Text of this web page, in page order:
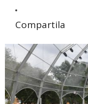
Compartila